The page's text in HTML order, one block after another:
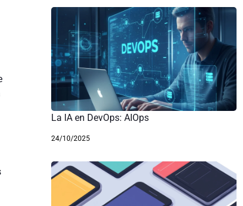
La IA en DevOps: AIOps
24/10/2025